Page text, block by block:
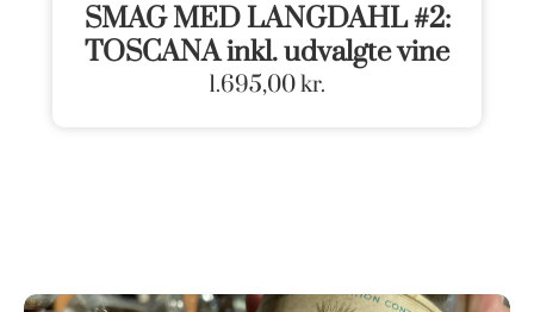
SMAG MED LANGDAHL #2:
TOSCANA inkl. udvalgte vine
1.695,00kr.